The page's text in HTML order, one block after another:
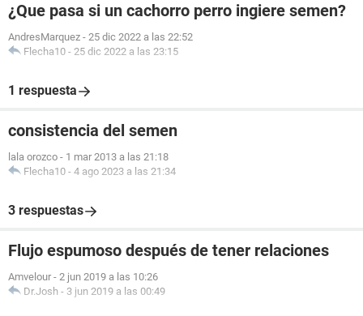
¿Que pasa si un cachorro perro ingiere semen?
AndresMarquez - 25 dic 2022 a las 22:52
Flecha10 - 25 dic 2022 a las 23:15
1 respuesta
consistencia del semen
lala orozco - 1 mar 2013 a las 21:18
Flecha10 - 4 ago 2023 a las 21:34
3 respuestas
Flujo espumoso después de tener relaciones
Amvelour - 2 jun 2019 a las 10:26
Dr.Josh - 3 jun 2019 a las 00:49